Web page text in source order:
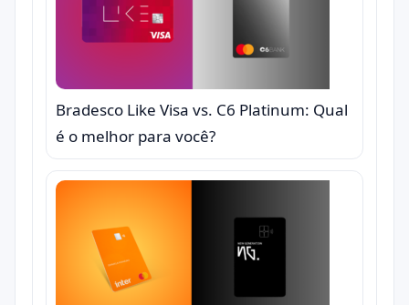
Bradesco Like Visa vs. C6 Platinum: Qual
é o melhor para você?